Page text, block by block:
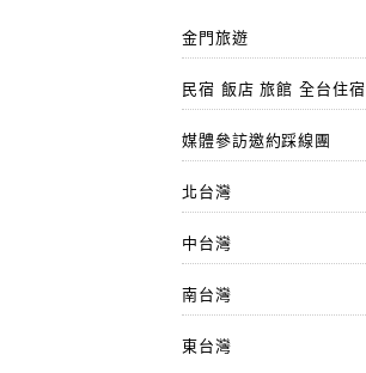
金門旅遊
民宿 飯店 旅館 全台住宿
媒體參訪邀約踩線團
北台灣
中台灣
南台灣
東台灣